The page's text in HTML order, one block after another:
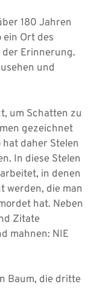
180 Jahren
ein Ort des
der Erinnerung.
und
um Schatten zu
gezeichnet
daher Stelen
In diese Stelen
in denen
werden, die man
hat. Neben
Zitate
mahnen: NIE
Baum, die dritte